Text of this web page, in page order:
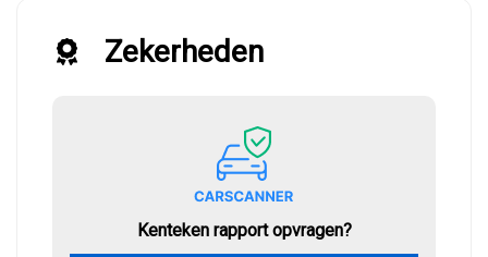
Zekerheden
Kenteken rapport opvragen?